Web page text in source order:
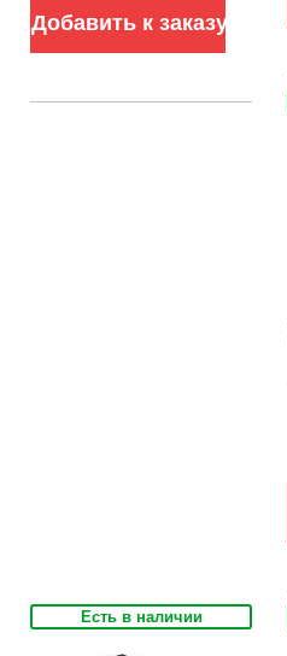
Добавить к заказу
Есть в наличии